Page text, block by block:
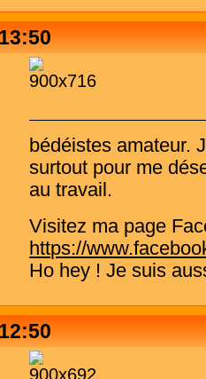
bédéistes amateur.
surtout pour me
au travail.
Visitez ma page
https://
Ho hey ! Je suis